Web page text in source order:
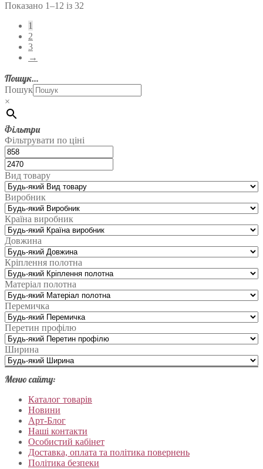
Показано 1–12 із 32
1
2
3
→
Пошук…
Пошук
×
Фільтри
Фільтрувати по ціні
Вид товару
Виробник
Країна виробник
Довжина
Кріплення полотна
Матеріал полотна
Перемичка
Перетин профілю
Ширина
Меню сайту:
Каталог товарів
Новини
Арт-Блог
Наші контакти
Особистий кабінет
Доставка, оплата та політика повернень
Політика безпеки